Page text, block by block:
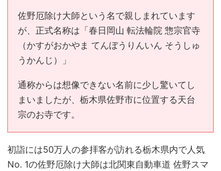
佐野厄除け大師という名で親しまれています
が、正式名称は「春日岡山 転法輪院 惣宗官寺
（かすがおかやま てんぼうりんいん そうしゅ
うかんじ）」
通称からは想像できない名前に少し驚いてし
まいましたが、栃木県佐野市に位置する天台
宗のお寺です。
初詣には50万人の参拝客が訪れる栃木県内で人気
No. 1の佐野厄除け大師は北関東自動車道 佐野スマ